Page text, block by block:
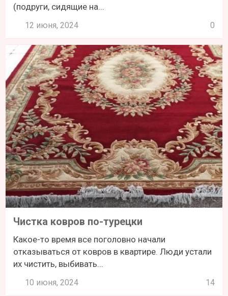
(подруги, сидящие на...
12 июня, 2024 0
Чистка ковров по-турецки
Какое-то время все поголовно начали
отказываться от ковров в квартире. Люди устали
их чистить, выбивать...
10 июня, 2024 14